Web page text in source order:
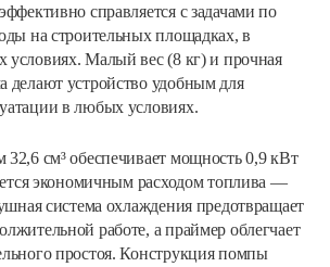
справляется с задачами по
на строительных площадках, в
условиях. Малый вес (8 кг) и прочная
делают устройство удобным для
в любых условиях.
32,6 см³ обеспечивает мощность 0,9 кВт
экономичным расходом топлива —
система охлаждения предотвращает
работе, а праймер облегчает
простоя. Конструкция помпы